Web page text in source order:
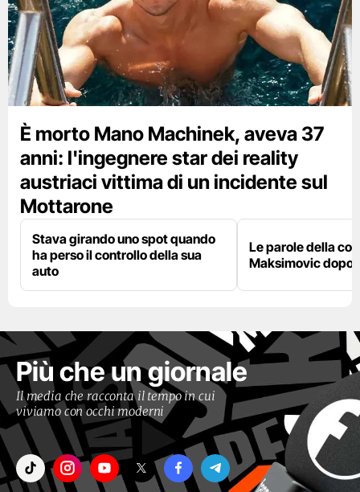
È morto Mano Machinek, aveva 37
anni: l'ingegnere star dei reality
austriaci vittima di un incidente sul
Mottarone
Stava girando uno spot quando
ha perso il controllo della sua
auto
Le parole della
Maksimovic dopo
Più che un giornale
Il media che racconta il tempo in cui
viviamo con occhi moderni